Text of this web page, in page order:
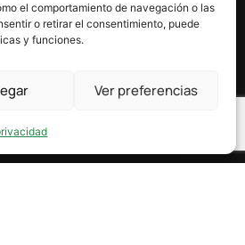
el comportamiento de navegación o las
o retirar el consentimiento, puede
y funciones.
Ver preferencias